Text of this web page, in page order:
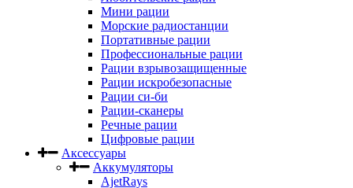
Мини рации
Морские радиостанции
Портативные рации
Профессиональные рации
Рации взрывозащищенные
Рации искробезопасные
Рации си-би
Рации-сканеры
Речные рации
Цифровые рации
Аксессуары
Аккумуляторы
AjetRays